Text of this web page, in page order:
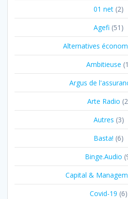
01 net (2)
Agefi (51)
Alternatives
Ambitieuse
Argus de
Arte Radio
Autres (3)
Basta! (6)
Binge.Audio
Capital &
Covid-19 (6)